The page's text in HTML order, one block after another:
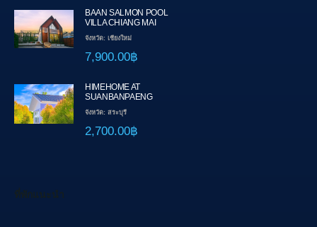
BAAN SALMON POOL
VILLA CHIANG MAI
จังหวัด: เชียงใหม่
7,900.00฿
HIMEHOME AT
SUANBANPAENG
จังหวัด: สระบุรี
2,700.00฿
ที่พักแนะนำ